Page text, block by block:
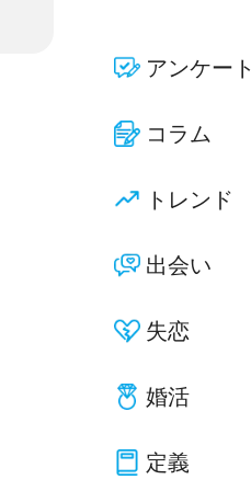
アンケート
コラム
トレンド
出会い
失恋
婚活
定義